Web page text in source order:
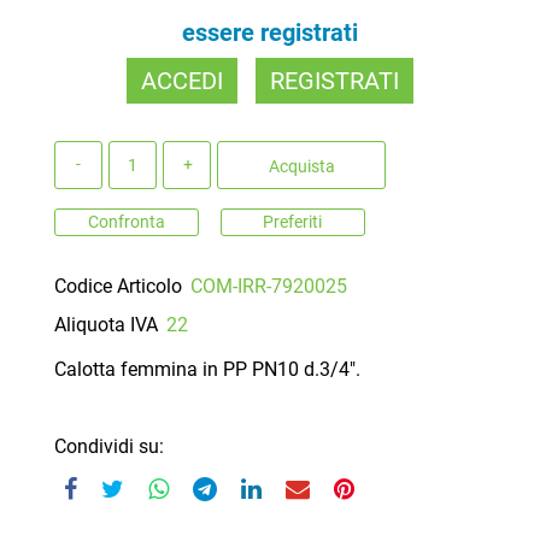
essere registrati
ACCEDI
REGISTRATI
Acquista
Confronta Preferiti
Codice Articolo COM-IRR-7920025
Aliquota IVA 22
Calotta femmina in PP PN10 d.3/4".
Condividi su: